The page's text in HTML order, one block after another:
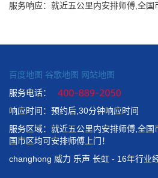
服务响应：就近五公里内安排师傅,全国
百度地图 谷歌地图 网站地图
服务电话：
响应时间：预约后,30分钟响应时间
服务区域：就近五公里内安排师傅,全
国市区均可安排师傅上门！
changhong 威力 乐声 长虹 - 16年行业